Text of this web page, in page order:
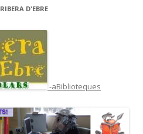
D'EBRE
-aBiblioteques